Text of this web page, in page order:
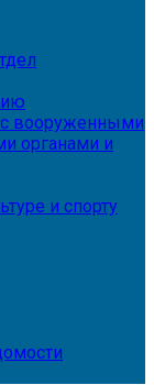
вооруженными
органами и
и спорту